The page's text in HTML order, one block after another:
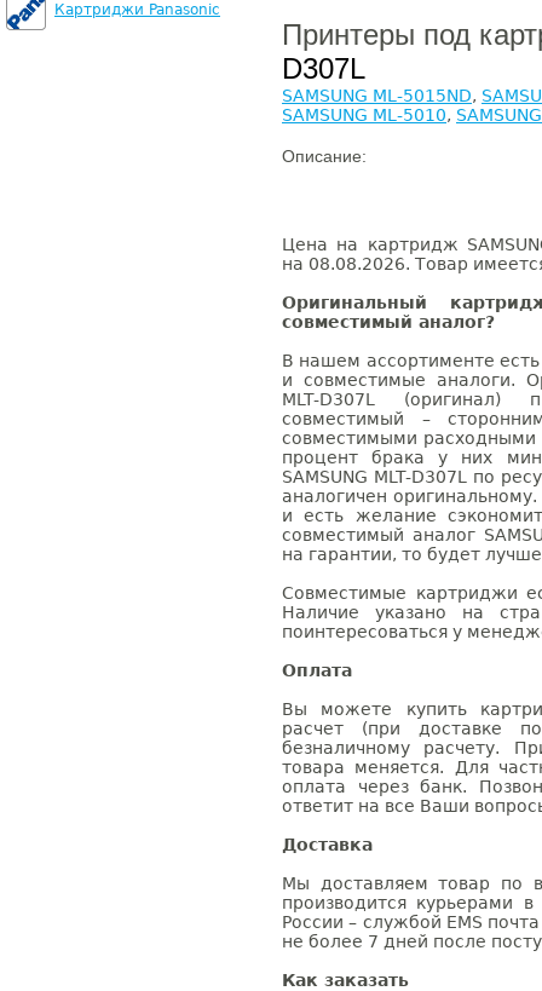
Картриджи Panasonic
Принтеры под
D307L
SAMSUNG ML-5015ND,
SAMSUNG ML-5010,
Описание:
Цена на картридж
на 08.08.2026. Товар
Оригинальный
совместимый аналог?
В нашем ассортименте
и совместимые аналоги.
MLT-D307L (оригинал)
совместимый –
совместимыми расходными
процент брака у них
SAMSUNG MLT-D307L по
аналогичен
и есть желание
совместимый аналог
на гарантии, то будет
Совместимые картриджи
Наличие указано на
поинтересоваться у
Оплата
Вы можете купить
расчет (при доставке
безналичному расчету.
товара меняется. Для
оплата через банк.
ответит на все Ваши
Доставка
Мы доставляем товар по
производится курьерами
России – службой EMS
не более 7 дней после
Как заказать